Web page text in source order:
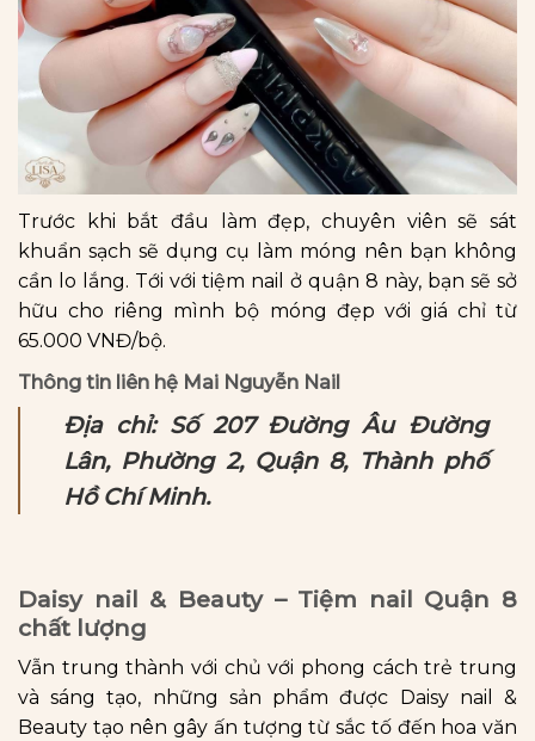
Trước khi bắt đầu làm đẹp, chuyên viên sẽ sát
khuẩn sạch sẽ dụng cụ làm móng nên bạn không
cần lo lắng. Tới với tiệm nail ở quận 8 này, bạn sẽ sở
hữu cho riêng mình bộ móng đẹp với giá chỉ từ
65.000 VNĐ/bộ.
Thông tin liên hệ Mai Nguyễn Nail
Địa chỉ: Số 207 Đường Âu Đường
Lân, Phường 2, Quận 8, Thành phố
Hồ Chí Minh.
Daisy nail & Beauty – Tiệm nail Quận 8
chất lượng
Vẫn trung thành với chủ với phong cách trẻ trung
và sáng tạo, những sản phẩm được Daisy nail &
Beauty tạo nên gây ấn tượng từ sắc tố đến hoa văn